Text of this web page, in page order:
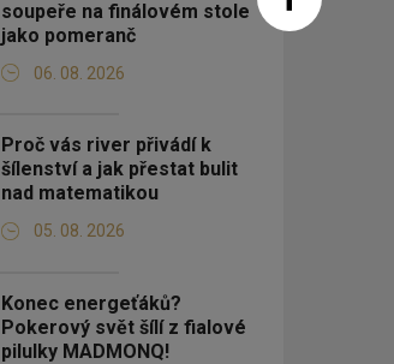
soupeře na finálovém stole
jako pomeranč
06. 08. 2026
Proč vás river přivádí k
šílenství a jak přestat bulit
nad matematikou
05. 08. 2026
Konec energeťáků?
Pokerový svět šílí z fialové
pilulky MADMONQ!